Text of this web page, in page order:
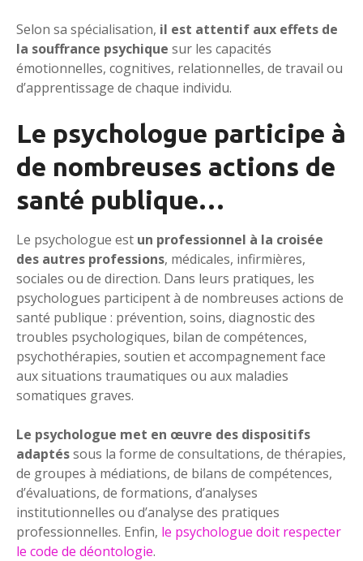
Selon sa spécialisation, il est attentif aux effets de
la souffrance psychique sur les capacités
émotionnelles, cognitives, relationnelles, de travail ou
d’apprentissage de chaque individu.
Le psychologue participe à
de nombreuses actions de
santé publique…
Le psychologue est un professionnel à la croisée
des autres professions, médicales, infirmières,
sociales ou de direction. Dans leurs pratiques, les
psychologues participent à de nombreuses actions de
santé publique : prévention, soins, diagnostic des
troubles psychologiques, bilan de compétences,
psychothérapies, soutien et accompagnement face
aux situations traumatiques ou aux maladies
somatiques graves.
Le psychologue met en œuvre des dispositifs
adaptéssous la forme de consultations, de thérapies,
de groupes à médiations, de bilans de compétences,
d’évaluations, de formations, d’analyses
institutionnelles ou d’analyse des pratiques
professionnelles. Enfin, le psychologue doit respecter
le code de déontologie.